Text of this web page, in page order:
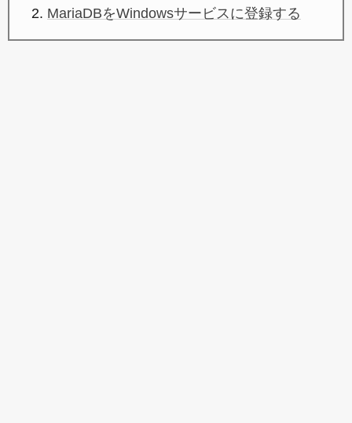
MariaDBをWindowsサービスに登録する